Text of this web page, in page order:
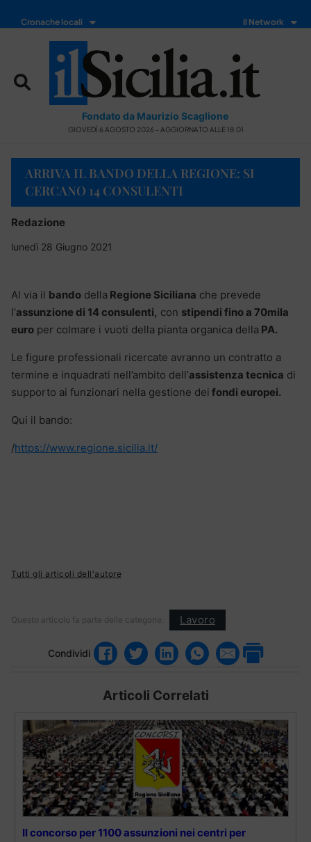
Cronache locali Il Network
Fondato da Maurizio Scaglione
GIOVEDÌ 6 AGOSTO 2026 - AGGIORNATO ALLE 18:01
ARRIVA IL BANDO DELLA REGIONE: SI
CERCANO 14 CONSULENTI
Redazione
lunedì 28 Giugno 2021
Al via il bando della Regione Siciliana che prevede
l’assunzione di 14 consulenti, con stipendi fino a 70mila
euro per colmare i vuoti della pianta organica della PA.
Le figure professionali ricercate avranno un contratto a
termine e inquadrati nell’ambito dell’assistenza tecnica di
supporto ai funzionari nella gestione dei fondi europei.
Qui il bando:
/https://www.regione.sicilia.it/
Tutti gli articoli dell'autore
Questo articolo fa parte delle categorie: Lavoro
Condividi
Articoli Correlati
Il concorso per 1100 assunzioni nei centri per